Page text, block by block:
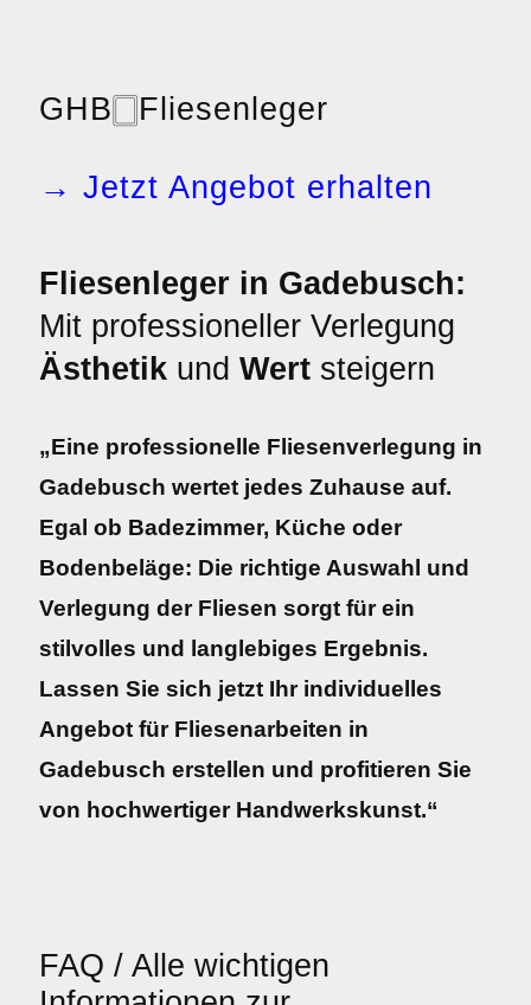
GHB🀆Fliesenleger
→ Jetzt Angebot erhalten
Fliesenleger in Gadebusch:
Mit professioneller Verlegung
Ästhetik und Wert steigern
„Eine professionelle Fliesenverlegung in
Gadebusch wertet jedes Zuhause auf.
Egal ob Badezimmer, Küche oder
Bodenbeläge: Die richtige Auswahl und
Verlegung der Fliesen sorgt für ein
stilvolles und langlebiges Ergebnis.
Lassen Sie sich jetzt Ihr individuelles
Angebot für Fliesenarbeiten in
Gadebusch erstellen und profitieren Sie
von hochwertiger Handwerkskunst.“
FAQ / Alle wichtigen